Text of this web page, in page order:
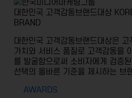
대한민국 고객감동브랜드대상
BRAND
대한민국 고객감동브랜드대상은
가치와 서비스 품질로 고객감동을
를 발굴함으로써 소비자에게 검증
선택의 올바른 기준을 제시하는 브
AWARDS